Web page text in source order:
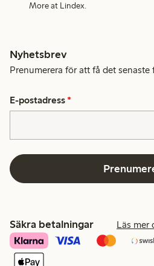
More at Lindex.
Nyhetsbrev
Prenumerera för att få det senaste
E-postadress *
Säkra betalningar Läs mer